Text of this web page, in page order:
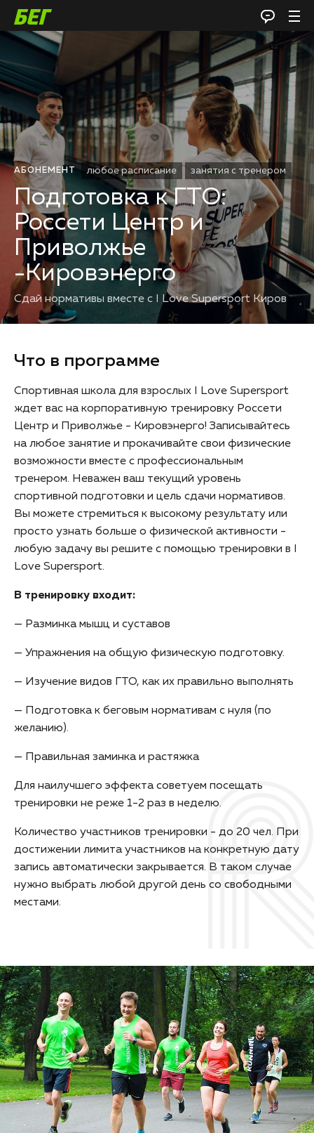
АБОНЕМЕНТ любое расписание занятия с тренером
Подготовка к ГТО:
Россети Центр и
Приволжье
-Кировэнерго
Сдай нормативы вместе с I Love Supersport Киров
Что в программе
Спортивная школа для взрослых I Love Supersport
ждет вас на корпоративную тренировку Россети
Центр и Приволжье - Кировэнерго! Записывайтесь
на любое занятие и прокачивайте свои физические
возможности вместе с профессиональным
тренером. Неважен ваш текущий уровень
спортивной подготовки и цель сдачи нормативов.
Вы можете стремиться к высокому результату или
просто узнать больше о физической активности -
любую задачу вы решите с помощью тренировки в I
Love Supersport.
В тренировку входит:
— Разминка мышц и суставов
— Упражнения на общую физическую подготовку.
— Изучение видов ГТО, как их правильно выполнять
— Подготовка к беговым нормативам с нуля (по
желанию).
— Правильная заминка и растяжка
Для наилучшего эффекта советуем посещать
тренировки не реже 1-2 раз в неделю.
Количество участников тренировки - до 20 чел. При
достижении лимита участников на конкретную дату
запись автоматически закрывается. В таком случае
нужно выбрать любой другой день со свободными
местами.